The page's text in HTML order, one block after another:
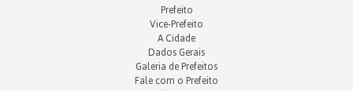
Prefeito
Vice-Prefeito
A Cidade
Dados Gerais
Galeria de Prefeitos
Fale com o Prefeito